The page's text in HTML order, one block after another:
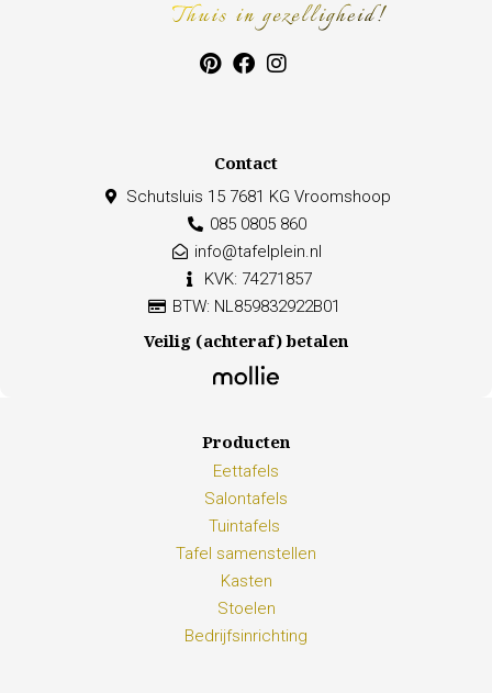
Contact
Schutsluis 15 7681 KG Vroomshoop
085 0805 860
info@tafelplein.nl
KVK: 74271857
BTW: NL859832922B01
Veilig (achteraf) betalen
Producten
Eettafels
Salontafels
Tuintafels
Tafel samenstellen
Kasten
Stoelen
Bedrijfsinrichting